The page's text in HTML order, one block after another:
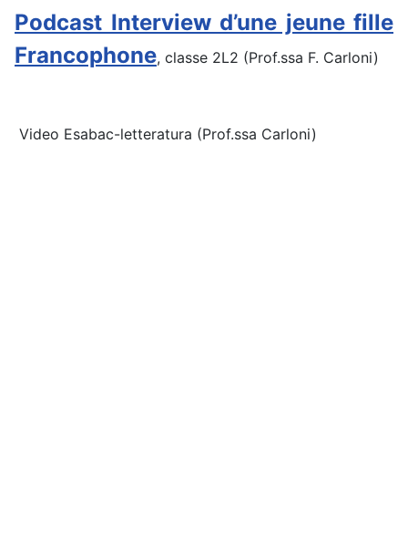
Podcast Interview d’une jeune fille
Francophone, classe 2L2 (Prof.ssa F. Carloni)
Video Esabac-letteratura (Prof.ssa Carloni)